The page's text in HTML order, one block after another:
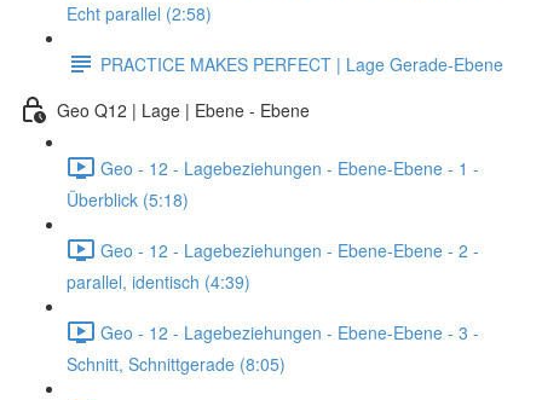
Echt parallel (2:58)
PRACTICE MAKES PERFECT | Lage Gerade-Ebene
Geo Q12 | Lage | Ebene - Ebene
Geo - 12 - Lagebeziehungen - Ebene-Ebene - 1 -
Überblick (5:18)
Geo - 12 - Lagebeziehungen - Ebene-Ebene - 2 -
parallel, identisch (4:39)
Geo - 12 - Lagebeziehungen - Ebene-Ebene - 3 -
Schnitt, Schnittgerade (8:05)